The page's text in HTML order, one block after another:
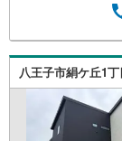
◎個別
いう方
ている
す。ぜ
社のみ
ープン
八王子市絹ケ丘1丁